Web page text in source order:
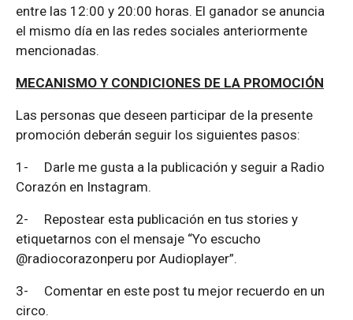
entre las 12:00 y 20:00 horas. El ganador se anuncia
el mismo día en las redes sociales anteriormente
mencionadas.
MECANISMO Y CONDICIONES DE LA PROMOCIÓN
Las personas que deseen participar de la presente
promoción deberán seguir los siguientes pasos:
1- Darle me gusta a la publicación y seguir a Radio
Corazón en Instagram.
2- Repostear esta publicación en tus stories y
etiquetarnos con el mensaje “Yo escucho
@radiocorazonperu por Audioplayer”.
3- Comentar en este post tu mejor recuerdo en un
circo.